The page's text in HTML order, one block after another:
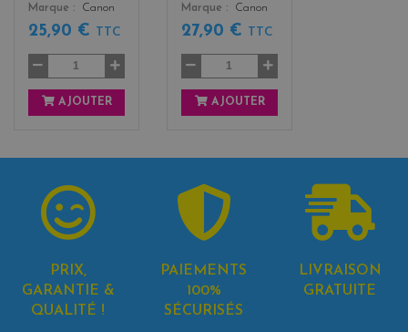
Marque
Canon
25,90 € TTC
AJOUTER
Marque
Canon
27,90 € TTC
AJOUTER
PRIX,
GARANTIE &
QUALITÉ !
PAIEMENTS
100%
SÉCURISÉS
LIVRAISON
GRATUITE